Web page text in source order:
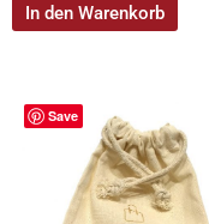
In den Warenkorb
Save